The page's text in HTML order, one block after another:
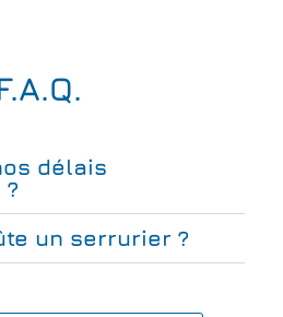
délais
?
un serrurier ?